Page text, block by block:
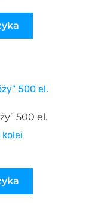
500 el.
kolei